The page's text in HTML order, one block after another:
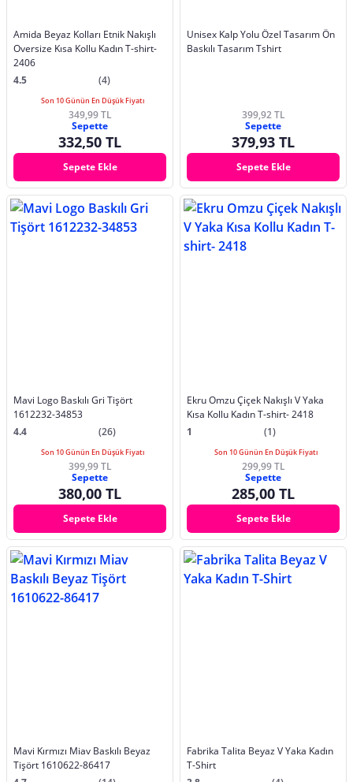
Amida Beyaz Kolları Etnik Nakışlı
Oversize Kısa Kollu Kadın T-shirt-
2406
4.5
(4)
Son 10 Günün En Düşük Fiyatı
349,99 TL
Sepette
332,50 TL
Sepete Ekle
Unisex Kalp Yolu Özel Tasarım Ön
Baskılı Tasarım Tshirt
399,92 TL
Sepette
379,93 TL
Sepete Ekle
Mavi Logo Baskılı Gri Tişört
1612232-34853
4.4
(26)
Son 10 Günün En Düşük Fiyatı
399,99 TL
Sepette
380,00 TL
Sepete Ekle
Ekru Omzu Çiçek Nakışlı V Yaka
Kısa Kollu Kadın T-shirt- 2418
1
(1)
Son 10 Günün En Düşük Fiyatı
299,99 TL
Sepette
285,00 TL
Sepete Ekle
Mavi Kırmızı Miav Baskılı Beyaz
Tişört 1610622-86417
Fabrika Talita Beyaz V Yaka Kadın
T-Shirt